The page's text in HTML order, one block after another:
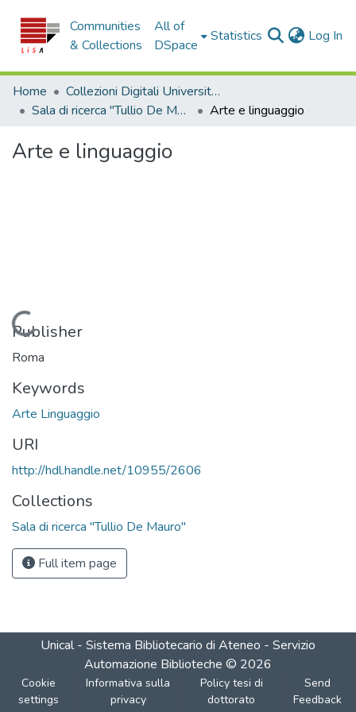
Communities
& Collections
All of
DSpace
Statistics Log In
Home
Collezioni Digitali Università della Calabria
Sala di ricerca "Tullio De Mauro"
Arte e linguaggio
Arte e linguaggio
Loading...
Publisher
Roma
Keywords
Arte Linguaggio
URI
http://hdl.handle.net/10955/2606
Collections
Sala di ricerca "Tullio De Mauro"
Full item page
Unical - Sistema Bibliotecario di Ateneo - Servizio
Automazione Biblioteche © 2026
Cookie
settings
Informativa sulla
privacy
Policy tesi di
dottorato
Send
Feedback